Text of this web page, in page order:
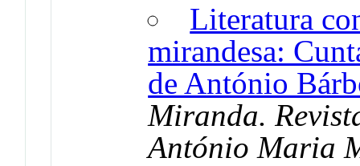
Literatura
mirandesa:
de António
Miranda.
António Maria